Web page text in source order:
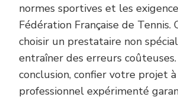
normes sportives et les
Fédération Française de Tennis.
choisir un prestataire non
entraîner des erreurs coûteuses.
conclusion, confier votre projet
professionnel expérimenté